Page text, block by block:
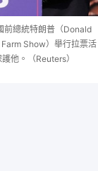
前總統特朗普（Donald
Show）舉行拉票活
他。（Reuters）